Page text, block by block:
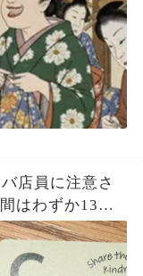
が江戸時代に
なかった。彼
方”で、この極
店員に注意さ
はわずか13
の表示に困
確認した結果